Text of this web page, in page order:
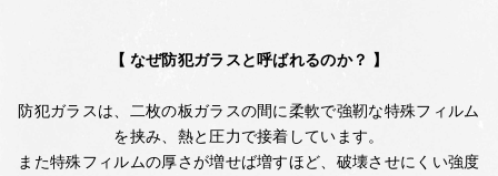
【 なぜ防犯ガラスと呼ばれるのか？ 】
防犯ガラスは、二枚の板ガラスの間に柔軟で強靭な特殊フィルム
を挟み、熱と圧力で接着しています。
また特殊フィルムの厚さが増せば増すほど、破壊させにくい強度